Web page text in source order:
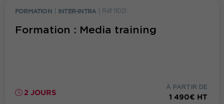
FORMATION INTER-INTRA Réf. 11021
Formation : Media training
2 JOURS
À PARTIR DE
1 490€ HT